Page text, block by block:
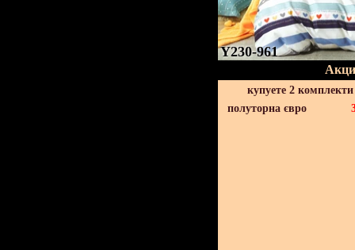
Y230-961
купуете 2
полуторна євро